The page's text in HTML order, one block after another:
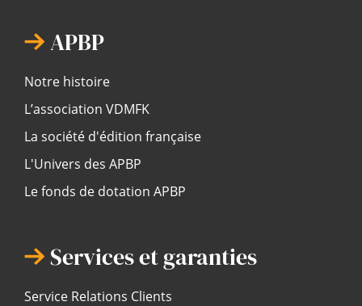
APBP
Notre histoire
L’association VDMFK
La société d'édition française
L'Univers des APBP
Le fonds de dotation APBP
Services et garanties
Service Relations Clients